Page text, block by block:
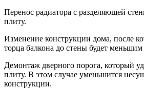
Перенос радиатора с разделяющей
плиту.
Изменение конструкции дома, после
торца балкона до стены будет меньшим
Демонтаж дверного порога, который
плиту. В этом случае уменьшится
конструкции.